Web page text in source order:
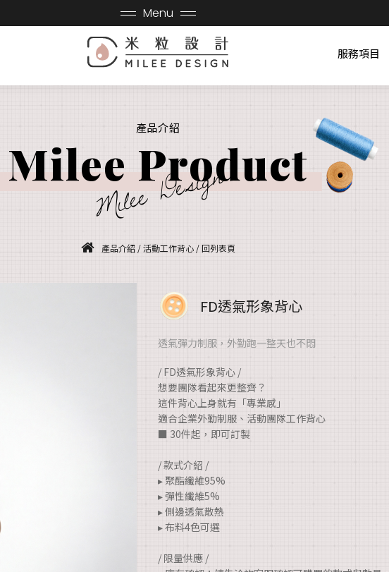
Menu
服務項目
產品介紹
Milee Product
Milee Design
產品介紹 / 活動工作背心 / 回列表頁
FD透氣形象背心
透氣彈力制服，外勤跑一整天也不悶
/ FD透氣形象背心 /
想要團隊看起來更整齊？
這件背心上身就有「專業感」
適合企業外勤制服、活動團隊工作背心
■ 30件起，即可訂製
/ 款式介紹 /
▸ 聚酯纖維95%
▸ 彈性纖維5%
▸ 側邊透氣散熱
▸ 布料4色可選
/ 限量供應 /